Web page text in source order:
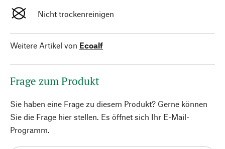
Nicht trockenreinigen
Weitere Artikel von Ecoalf
Frage zum Produkt
Sie haben eine Frage zu diesem Produkt? Gerne können
Sie die Frage hier stellen. Es öffnet sich Ihr E-Mail-
Programm.